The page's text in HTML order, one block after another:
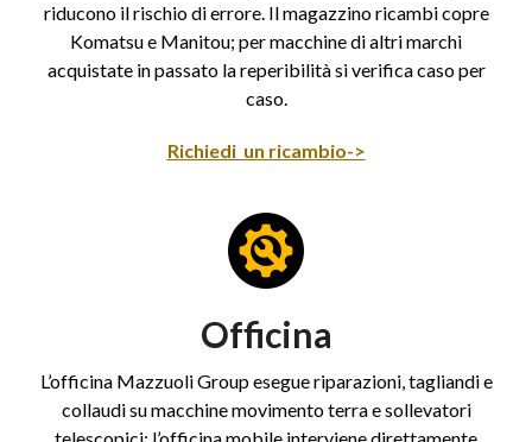
riducono il rischio di errore. Il magazzino ricambi copre
Komatsu e Manitou; per macchine di altri marchi
acquistate in passato la reperibilità si verifica caso per
caso.
Richiedi un ricambio->
Officina
L’officina Mazzuoli Group esegue riparazioni, tagliandi e
collaudi su macchine movimento terra e sollevatori